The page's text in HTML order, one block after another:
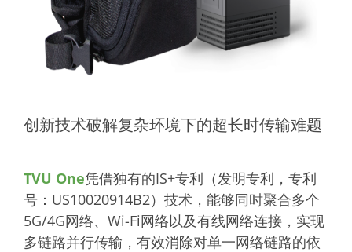
创新技术破解复杂环境下的超长时传输难题
TVU One凭借独有的IS+专利（发明专利，专利
号：US10020914B2）技术，能够同时聚合多个
5G/4G网络、Wi-Fi网络以及有线网络连接，实现
多链路并行传输，有效消除对单一网络链路的依